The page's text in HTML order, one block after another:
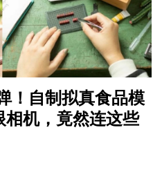
！自制拟真食品模
相机，竟然连这些